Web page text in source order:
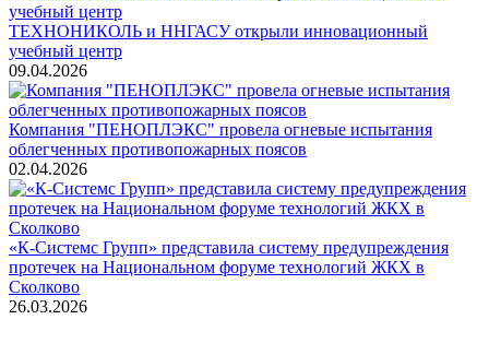
ТЕХНОНИКОЛЬ и ННГАСУ открыли инновационный
учебный центр
09.04.2026
Компания "ПЕНОПЛЭКС" провела огневые испытания
облегченных противопожарных поясов
02.04.2026
«К-Системс Групп» представила систему предупреждения
протечек на Национальном форуме технологий ЖКХ в
Сколково
26.03.2026